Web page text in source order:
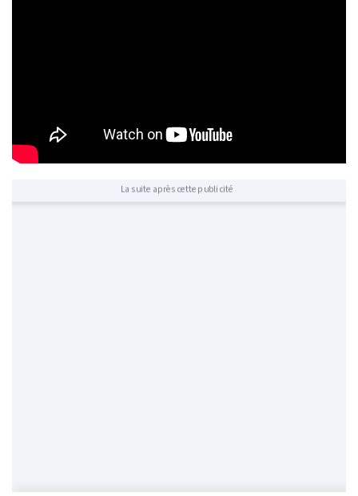
La suite après cette publicité